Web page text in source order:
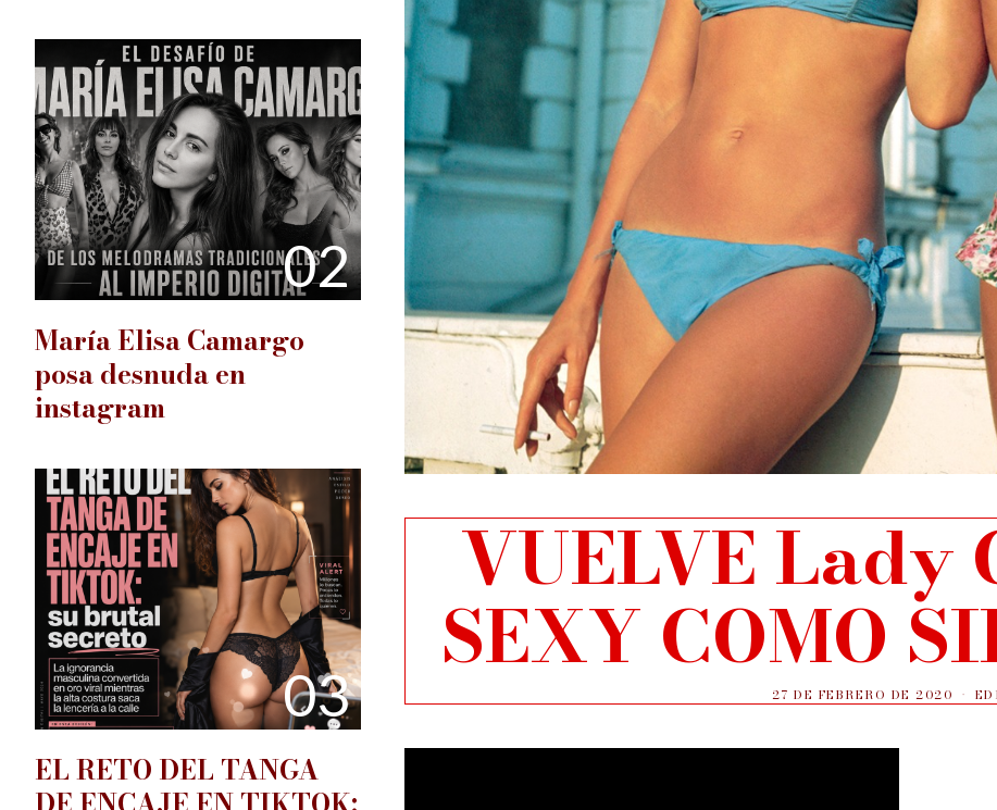
VUELVE Lady
SEXY COMO
27 DE FEBRERO DE 2020
02
María Elisa Camargo
posa desnuda en
instagram
03
EL RETO DEL TANGA